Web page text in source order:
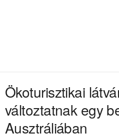
Ökoturisztikai
változtatnak egy
Ausztráliában